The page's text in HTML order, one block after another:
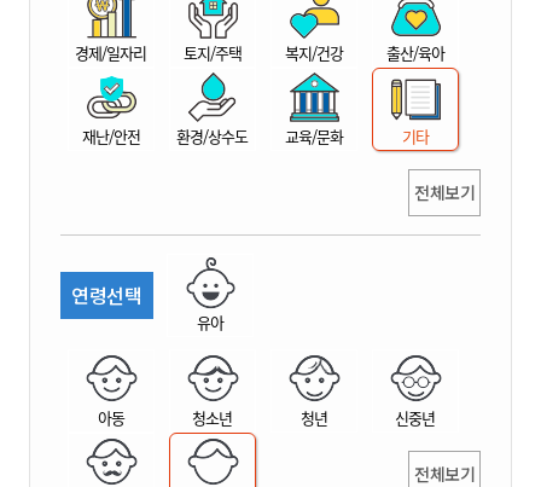
산
경제/일자리 토지/주택 복지/건강 출산/육아
재난/안전 환경/상수도 교육/문화 기타
전체보기
연령선택
유아
아동 청소년 청년 신중년
전체보기